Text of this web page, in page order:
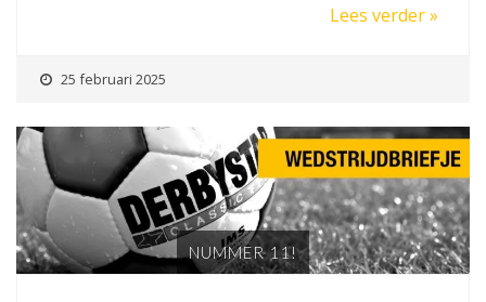
Lees verder »
25 februari 2025
NUMMER 11!